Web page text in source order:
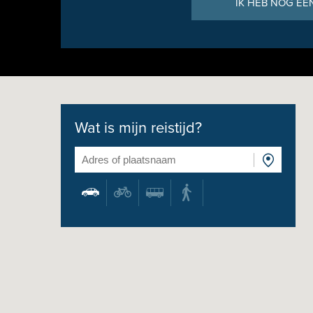
IK HEB NOG
Wat is mijn reistijd?